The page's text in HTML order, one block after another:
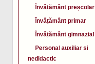
Învățământ preșcolar
Învățământ primar
Învățământ gimnazial
Personal auxiliar si
nedidactic